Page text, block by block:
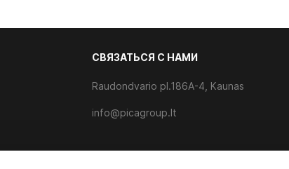
CВЯЗАТЬСЯ С НАМИ
Raudondvario pl.186A-4, Kaunas
info@picagroup.lt